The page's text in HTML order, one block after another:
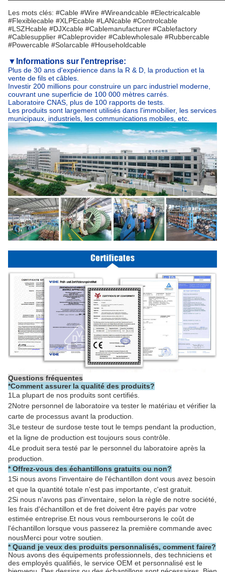
Les mots clés: #Cable #Wire #Wireandcable #Electricalcable
#Flexiblecable #XLPEcable #LANcable #Controlcable
#LSZHcable #DJXcable #Cablemanufacturer #Cablefactory
#Cablesupplier #Cableprovider #Cablewholesale #Rubbercable
#Powercable #Solarcable #Householdcable
▼ Informations sur l'entreprise:
Plus de 30 ans d'expérience dans la R & D, la production et la
vente de fils et câbles.
Investir 200 millions pour construire un parc industriel moderne,
couvrant une superficie de 100 000 mètres carrés.
Laboratoire CNAS, plus de 100 rapports de tests.
Les produits sont largement utilisés dans l'immobilier, les services
municipaux, industriels, les communications mobiles, etc.
Questions fréquentes
*Comment assurer la qualité des produits?
1La plupart de nos produits sont certifiés.
2Notre personnel de laboratoire va tester le matériau et vérifier la
carte de processus avant la production.
3Le testeur de surdose teste tout le temps pendant la production,
et la ligne de production est toujours sous contrôle.
4Le produit sera testé par le personnel du laboratoire après la
production.
* Offrez-vous des échantillons gratuits ou non?
1Si nous avons l'inventaire de l'échantillon dont vous avez besoin
et que la quantité totale n'est pas importante, c'est gratuit.
2Si nous n'avons pas d'inventaire, selon la règle de notre société,
les frais d'échantillon et de fret doivent être payés par votre
estimée entreprise.Et nous vous rembourserons le coût de
l'échantillon lorsque vous passerez la première commande avec
nousMerci pour votre soutien.
* Quand je veux des produits personnalisés, comment faire?
Nous avons des équipements professionnels, des techniciens et
des employés qualifiés, le service OEM et personnalisé est le